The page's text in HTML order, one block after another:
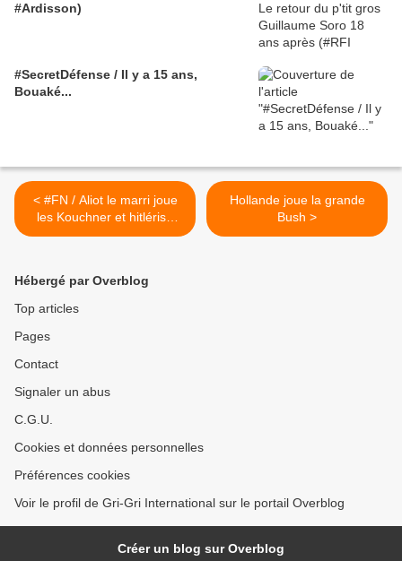
#Ardisson)
#SecretDéfense / Il y a 15 ans,
Bouaké...
< #FN / Aliot le marri joue
les Kouchner et hitlérise
Sassou le Son of the Beach
Hollande joue la grande
Bush >
Hébergé par Overblog
Top articles
Pages
Contact
Signaler un abus
C.G.U.
Cookies et données personnelles
Préférences cookies
Voir le profil de Gri-Gri International sur le portail Overblog
Créer un blog sur Overblog